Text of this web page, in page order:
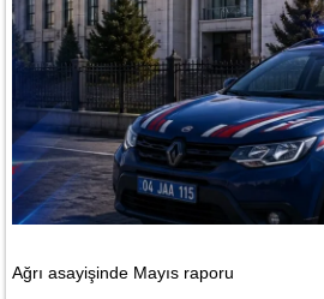
Ağrı asayişinde Mayıs raporu